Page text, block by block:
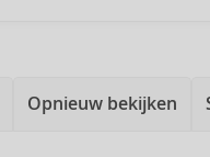
Opnieuw bekijken